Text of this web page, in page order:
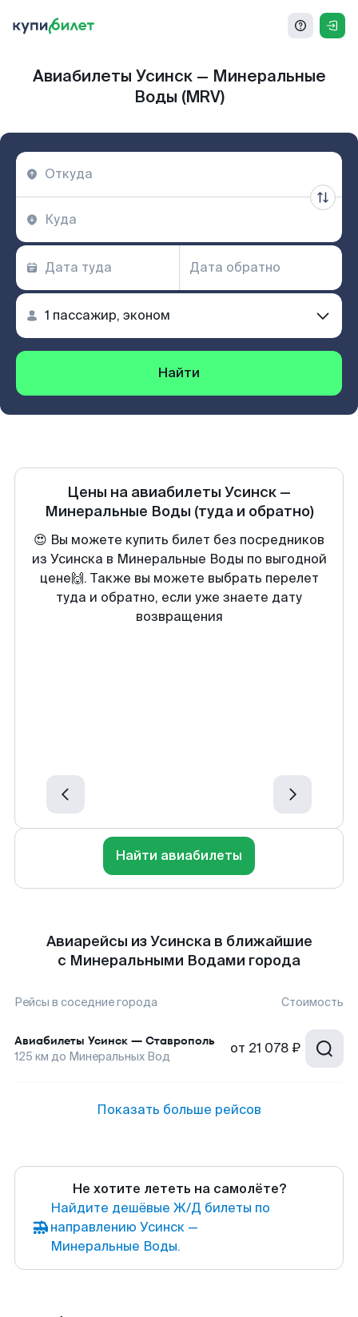
Авиабилеты Усинск — Минеральные
Воды (MRV)
Найти
Цены на авиабилеты Усинск —
Минеральные Воды (туда и обратно)
😍 Вы можете купить билет без посредников
из Усинска в Минеральные Воды по выгодной
цене🙌. Также вы можете выбрать перелет
туда и обратно, если уже знаете дату
возвращения
Найти авиабилеты
Авиарейсы из Усинска в ближайшие
с Минеральными Водами города
Рейсы в соседние города Стоимость
Авиабилеты Усинск — Ставрополь
125 км до Минеральных Вод от 21 078 ₽
Показать больше рейсов
Не хотите лететь на самолёте?
Найдите дешёвые Ж/Д билеты по
направлению Усинск —
Минеральные Воды.